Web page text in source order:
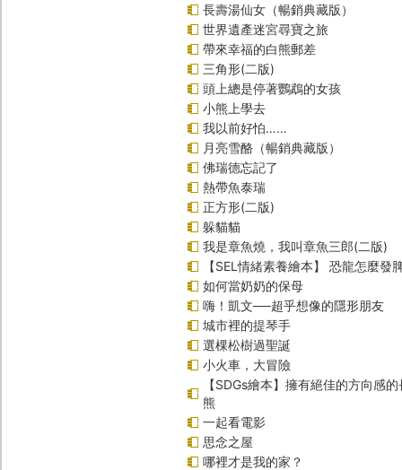
長壽湯仙女（暢銷典藏版）
世界遺產迷宮尋寶之旅
帶來幸福的白熊郵差
三角形(二版)
頭上總是停著鸚鵡的女孩
小熊上學去
我以前好怕……
月亮雪酪（暢銷典藏版）
佛瑞德忘記了
熱帶魚泰瑞
正方形(二版)
躲貓貓
我是章魚燒，我叫章魚三郎(二版)
【SEL情緒素養繪本】 恐龍怎麼發
如何當奶奶的保母
嗨！凱文──超乎想像的隱形朋友
城市裡的提琴手
選棵松樹過聖誕
小火車，大冒險
【SDGs繪本】擁有絕佳的方向感
熊
一起看電影
思念之屋
哪裡才是我的家？